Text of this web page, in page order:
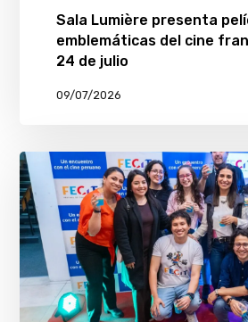
Sala Lumière presenta
emblemáticas del cine
24 de julio
09/07/2026